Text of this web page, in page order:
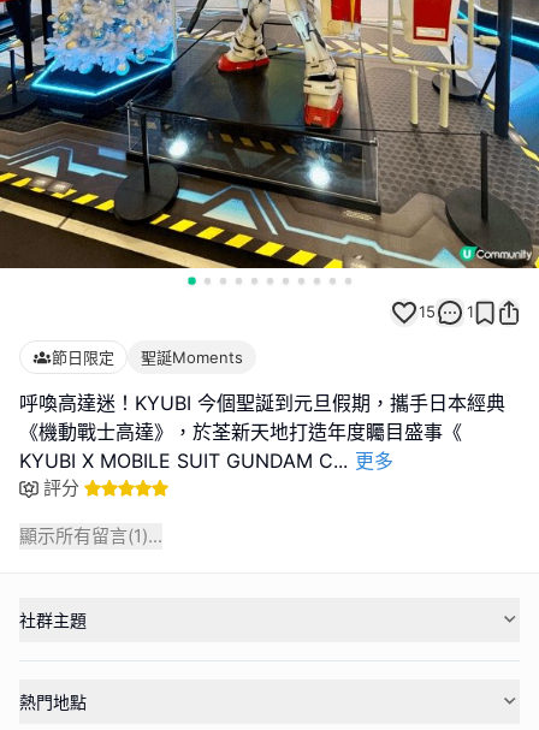
15 1
節日限定 聖誕Moments
呼喚高達迷！KYUBI 今個聖誕到元旦假期，攜手日本經典
《機動戰士高達》，於荃新天地打造年度矚目盛事《
KYUBI X MOBILE SUIT GUNDAM C... 更多
評分
顯示所有留言(1)...
社群主題
熱門地點